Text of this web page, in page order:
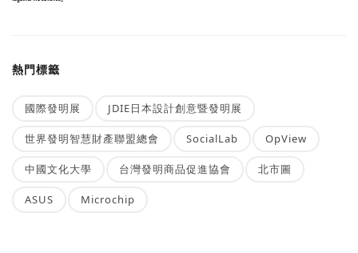
熱門標籤
國際發明展 JDIE日本設計創意暨發明展
世界發明智慧財產聯盟總會 SocialLab OpView
中國文化大學 台灣發明商品促進協會 北市圖
ASUS Microchip